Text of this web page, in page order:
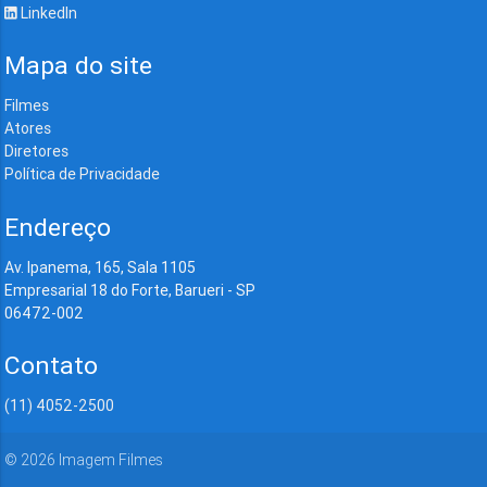
LinkedIn
Mapa do site
Filmes
Atores
Diretores
Política de Privacidade
Endereço
Av. Ipanema, 165, Sala 1105
Empresarial 18 do Forte, Barueri - SP
06472-002
Contato
(11) 4052-2500
© 2026 Imagem Filmes